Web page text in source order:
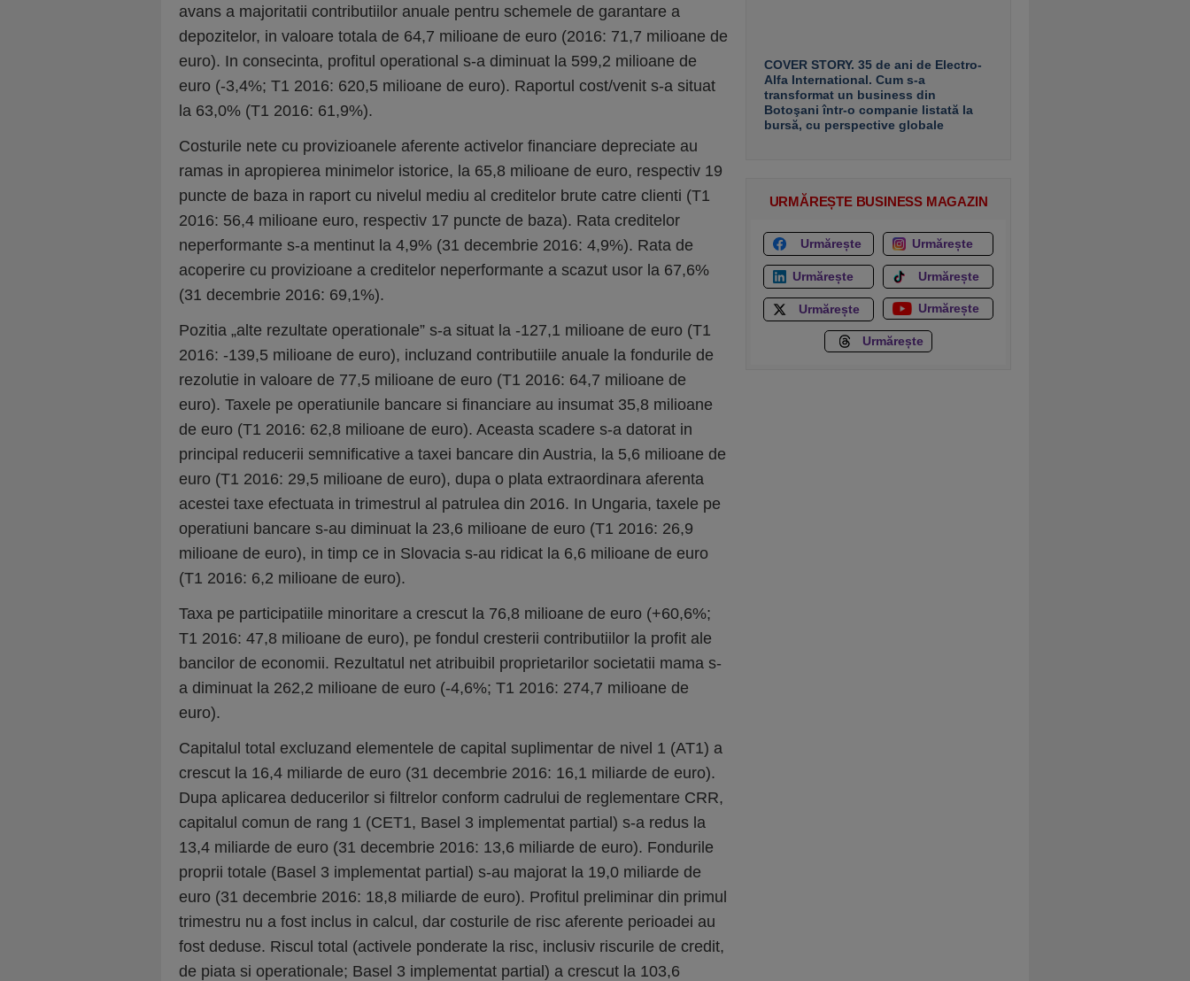
avans a majoritatii contributiilor anuale pentru schemele de garantare a
depozitelor, in valoare totala de 64,7 milioane de euro (2016: 71,7 milioane de
euro). In consecinta, profitul operational s-a diminuat la 599,2 milioane de
euro (-3,4%; T1 2016: 620,5 milioane de euro). Raportul cost/venit s-a situat
la 63,0% (T1 2016: 61,9%).
Costurile nete cu provizioanele aferente activelor financiare depreciate au
ramas in apropierea minimelor istorice, la 65,8 milioane de euro, respectiv 19
puncte de baza in raport cu nivelul mediu al creditelor brute catre clienti (T1
2016: 56,4 milioane euro, respectiv 17 puncte de baza). Rata creditelor
neperformante s-a mentinut la 4,9% (31 decembrie 2016: 4,9%). Rata de
acoperire cu provizioane a creditelor neperformante a scazut usor la 67,6%
(31 decembrie 2016: 69,1%).
Pozitia „alte rezultate operationale” s-a situat la -127,1 milioane de euro (T1
2016: -139,5 milioane de euro), incluzand contributiile anuale la fondurile de
rezolutie in valoare de 77,5 milioane de euro (T1 2016: 64,7 milioane de
euro). Taxele pe operatiunile bancare si financiare au insumat 35,8 milioane
de euro (T1 2016: 62,8 milioane de euro). Aceasta scadere s-a datorat in
principal reducerii semnificative a taxei bancare din Austria, la 5,6 milioane de
euro (T1 2016: 29,5 milioane de euro), dupa o plata extraordinara aferenta
acestei taxe efectuata in trimestrul al patrulea din 2016. In Ungaria, taxele pe
operatiuni bancare s-au diminuat la 23,6 milioane de euro (T1 2016: 26,9
milioane de euro), in timp ce in Slovacia s-au ridicat la 6,6 milioane de euro
(T1 2016: 6,2 milioane de euro).
Taxa pe participatiile minoritare a crescut la 76,8 milioane de euro (+60,6%;
T1 2016: 47,8 milioane de euro), pe fondul cresterii contributiilor la profit ale
bancilor de economii. Rezultatul net atribuibil proprietarilor societatii mama s-
a diminuat la 262,2 milioane de euro (-4,6%; T1 2016: 274,7 milioane de
euro).
Capitalul total excluzand elementele de capital suplimentar de nivel 1 (AT1) a
crescut la 16,4 miliarde de euro (31 decembrie 2016: 16,1 miliarde de euro).
Dupa aplicarea deducerilor si filtrelor conform cadrului de reglementare CRR,
capitalul comun de rang 1 (CET1, Basel 3 implementat partial) s-a redus la
13,4 miliarde de euro (31 decembrie 2016: 13,6 miliarde de euro). Fondurile
proprii totale (Basel 3 implementat partial) s-au majorat la 19,0 miliarde de
euro (31 decembrie 2016: 18,8 miliarde de euro). Profitul preliminar din primul
trimestru nu a fost inclus in calcul, dar costurile de risc aferente perioadei au
fost deduse. Riscul total (activele ponderate la risc, inclusiv riscurile de credit,
de piata si operationale; Basel 3 implementat partial) a crescut la 103,6
COVER STORY. 35 de ani de Electro-
Alfa International. Cum s-a
transformat un business din
Botoşani într-o companie listată la
bursă, cu perspective globale
URMĂREȘTE BUSINESS MAGAZIN
Urmărește Urmărește
Urmărește Urmărește
Urmărește Urmărește
Urmărește